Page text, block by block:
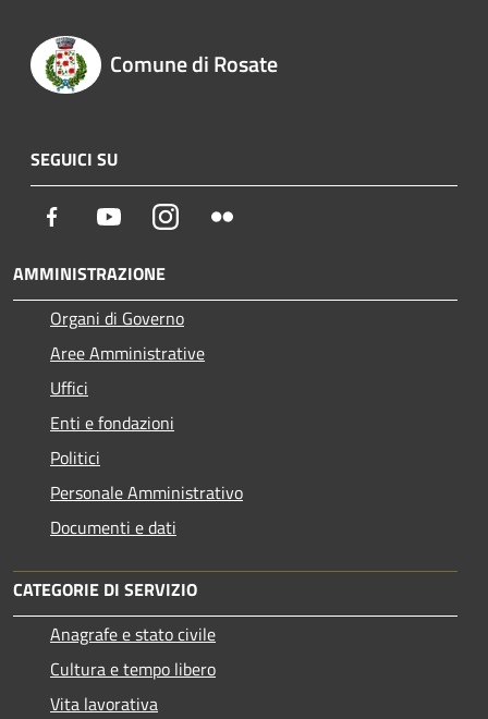
Comune di Rosate
SEGUICI SU
Facebook YoutubeInstagram
AMMINISTRAZIONE
Organi di Governo
Aree Amministrative
Uffici
Enti e fondazioni
Politici
Personale Amministrativo
Documenti e dati
CATEGORIE DI SERVIZIO
Anagrafe e stato civile
Cultura e tempo libero
Vita lavorativa